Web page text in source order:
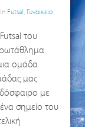
Futsal , Γυναικείο
του
ομάδα
μας
με
σημείο του